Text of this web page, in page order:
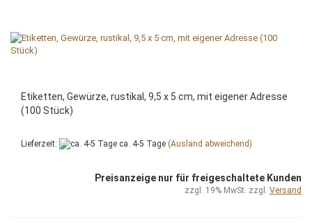
Etiketten, Gewürze, rustikal, 9,5 x 5 cm, mit eigener Adresse
(100 Stück)
Lieferzeit: ca. 4-5 Tage (Ausland abweichend)
Preisanzeige nur für freigeschaltete Kunden
zzgl. 19% MwSt. zzgl. Versand